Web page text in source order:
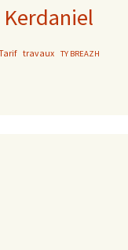
travaux TY BREAZH